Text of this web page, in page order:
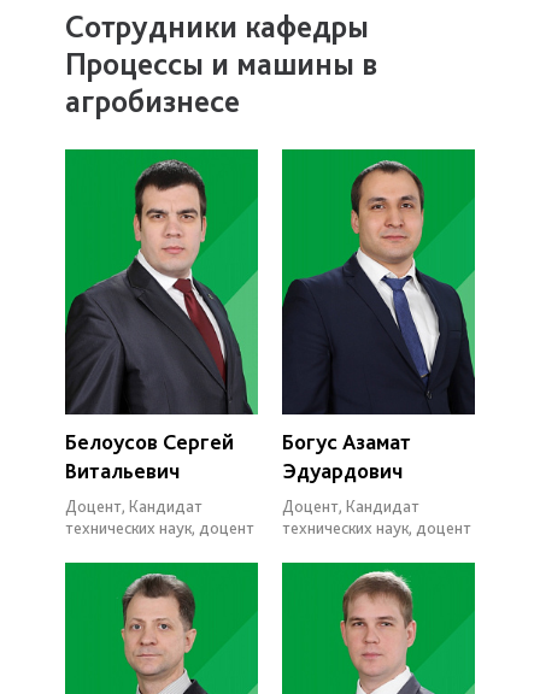
Сотрудники кафедры
Процессы и машины в
агробизнесе
Белоусов Сергей
Витальевич
Доцент, Кандидат
технических наук, доцент
Богус Азамат
Эдуардович
Доцент, Кандидат
технических наук, доцент